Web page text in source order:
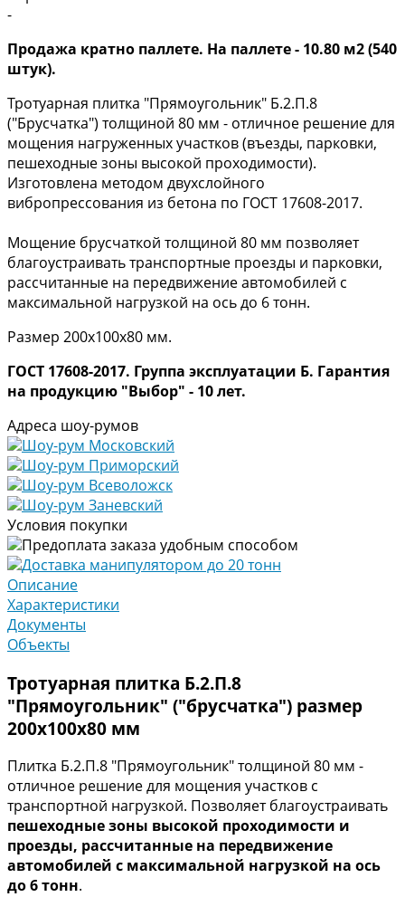
-
Продажа кратно паллете. На паллете - 10.80 м2 (540
штук).
Тротуарная плитка "Прямоугольник" Б.2.П.8
("Брусчатка") толщиной 80 мм - отличное решение для
мощения нагруженных участков (въезды, парковки,
пешеходные зоны высокой проходимости).
Изготовлена методом двухслойного
вибропрессования из бетона по ГОСТ 17608-2017.
Мощение брусчаткой толщиной 80 мм позволяет
благоустраивать транспортные проезды и парковки,
рассчитанные на передвижение автомобилей с
максимальной нагрузкой на ось до 6 тонн.
Размер 200х100х80 мм.
ГОСТ 17608-2017. Группа эксплуатации Б. Гарантия
на продукцию "Выбор" - 10 лет.
Адреса шоу-румов
Шоу-рум Московский
Шоу-рум Приморский
Шоу-рум Всеволожск
Шоу-рум Заневский
Условия покупки
Предоплата заказа удобным способом
Доставка манипулятором до 20 тонн
Описание
Характеристики
Документы
Объекты
Тротуарная плитка Б.2.П.8
"Прямоугольник" ("брусчатка") размер
200х100х80 мм
Плитка Б.2.П.8 "Прямоугольник" толщиной 80 мм -
отличное решение для мощения участков с
транспортной нагрузкой. Позволяет благоустраивать
пешеходные зоны высокой проходимости и
проезды, рассчитанные на передвижение
автомобилей с максимальной нагрузкой на ось
до 6 тонн.